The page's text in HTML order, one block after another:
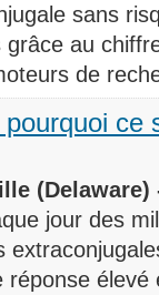
sans
au
de
ce
(Delaware)
jour des